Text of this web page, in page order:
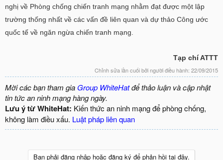
nghị về Phòng chống chiến tranh mạng nhằm đạt được một lập
trường thống nhất về các vấn đề liên quan và dự thảo Công ước
quốc tế về ngăn ngừa chiến tranh mạng.
Tạp chí ATTT
Chỉnh sửa lần cuối bởi người điều hành: 22/09/2015
Mời các bạn tham gia Group WhiteHatđể thảo luận và cập nhật
tin tức an ninh mạng hàng ngày.
Lưu ý từ WhiteHat: Kiến thức an ninh mạng để phòng chống,
không làm điều xấu. Luật pháp liên quan
Bạn phải đăng nhập hoặc đăng ký để phản hồi tại đây.